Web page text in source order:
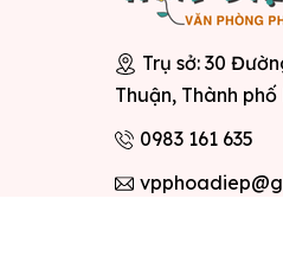
Trụ sở: 30
Thuận, Thành
0983 161 635